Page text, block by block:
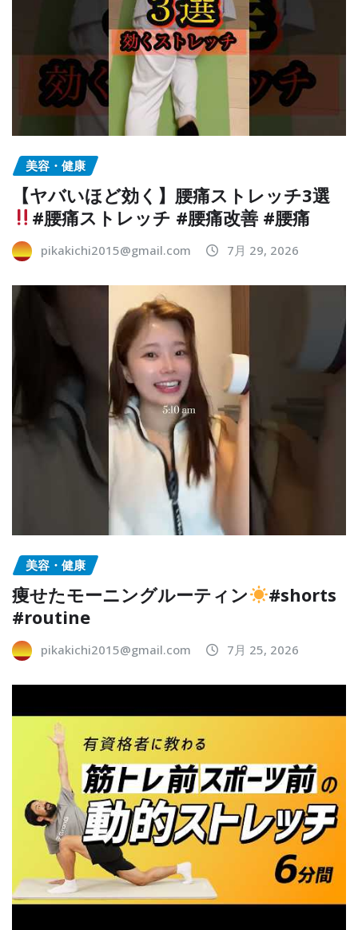
美容・健康
【ヤバいほど効く】腰痛ストレッチ3選
#腰痛ストレッチ #腰痛改善 #腰痛
pikakichi2015@gmail.com 7月 29, 2026
美容・健康
痩せたモーニングルーティン
#shorts
#routine
pikakichi2015@gmail.com 7月 25, 2026